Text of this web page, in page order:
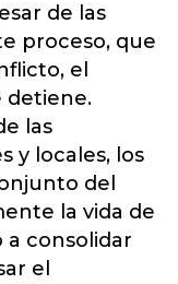
de las
proceso, que
el
detiene.
las
y locales, los
del
la vida de
a consolidar
el